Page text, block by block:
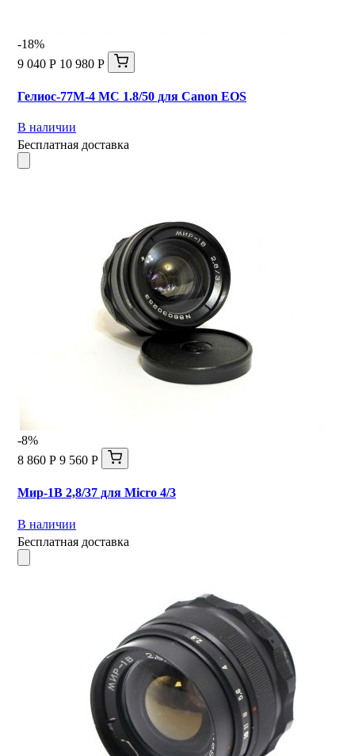
-18%
9 040 Р 10 980 Р
Гелиос-77М-4 МС 1.8/50 для Canon EOS
В наличии
Бесплатная доставка
-8%
8 860 Р 9 560 Р
Мир-1В 2,8/37 для Micro 4/3
В наличии
Бесплатная доставка